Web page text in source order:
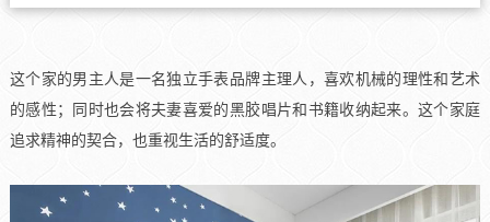
这个家的男主人是一名独立手表品牌主理人，喜欢机械的理性和艺术
的感性；同时也会将夫妻喜爱的黑胶唱片和书籍收纳起来。这个家庭
追求精神的契合，也重视生活的舒适度。